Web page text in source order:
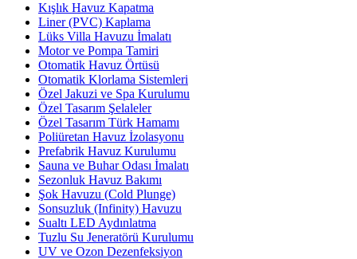
Kışlık Havuz Kapatma
Liner (PVC) Kaplama
Lüks Villa Havuzu İmalatı
Motor ve Pompa Tamiri
Otomatik Havuz Örtüsü
Otomatik Klorlama Sistemleri
Özel Jakuzi ve Spa Kurulumu
Özel Tasarım Şelaleler
Özel Tasarım Türk Hamamı
Poliüretan Havuz İzolasyonu
Prefabrik Havuz Kurulumu
Sauna ve Buhar Odası İmalatı
Sezonluk Havuz Bakımı
Şok Havuzu (Cold Plunge)
Sonsuzluk (Infinity) Havuzu
Sualtı LED Aydınlatma
Tuzlu Su Jeneratörü Kurulumu
UV ve Ozon Dezenfeksiyon